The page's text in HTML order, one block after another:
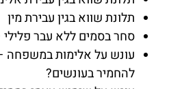
תלונת שווא בגין עבירת מין
סחר בסמים ללא עבר
עונש על אלימות במשפחה
להחמיר בעונשים?